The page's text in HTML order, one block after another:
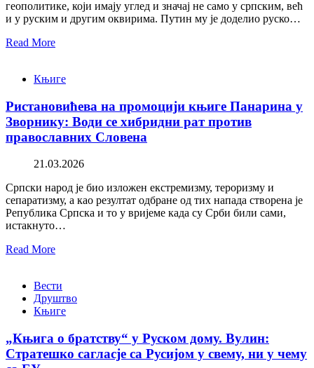
геополитике, који имају углед и значај не само у српским, већ
и у руским и другим оквирима. Путин му је доделио руско…
Read More
Књиге
Ристановићева на промоцији књиге Панарина у
Зворнику: Води се хибридни рат против
православних Словена
21.03.2026
Српски народ је био изложен екстремизму, тероризму и
сепаратизму, а као резултат одбране од тих напада створена је
Република Српска и то у вријеме када су Срби били сами,
истакнуто…
Read More
Вести
Друштво
Књиге
„Књига о братству“ у Руском дому. Вулин:
Стратешко сагласје са Русијом у свему, ни у чему